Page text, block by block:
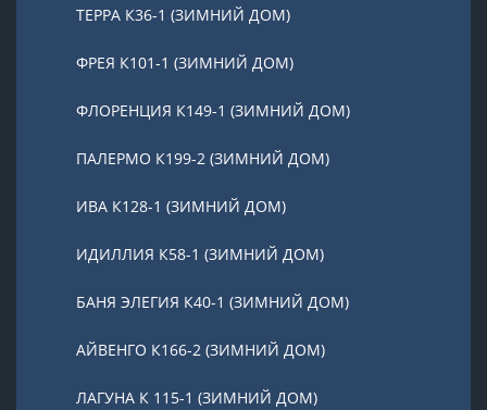
ТЕРРА К36-1 (ЗИМНИЙ ДОМ)
ФРЕЯ К101-1 (ЗИМНИЙ ДОМ)
ФЛОРЕНЦИЯ К149-1 (ЗИМНИЙ ДОМ)
ПАЛЕРМО К199-2 (ЗИМНИЙ ДОМ)
ИВА К128-1 (ЗИМНИЙ ДОМ)
ИДИЛЛИЯ К58-1 (ЗИМНИЙ ДОМ)
БАНЯ ЭЛЕГИЯ К40-1 (ЗИМНИЙ ДОМ)
АЙВЕНГО К166-2 (ЗИМНИЙ ДОМ)
ЛАГУНА К 115-1 (ЗИМНИЙ ДОМ)